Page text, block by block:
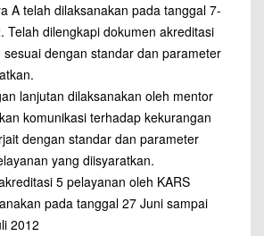
A telah dilaksanakan pada tanggal 7-
Telah dilengkapi dokumen akreditasi
sesuai dengan standar dan parameter
lanjutan dilaksanakan oleh mentor
komunikasi terhadap kekurangan
dengan standar dan parameter
yang diisyaratkan.
5 pelayanan oleh KARS
pada tanggal 27 Juni sampai
2012